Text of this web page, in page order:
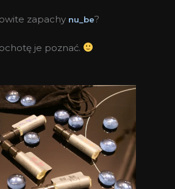
zapachy nu_be?
je poznać.